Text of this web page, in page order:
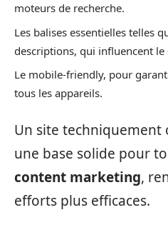
moteurs de recherche.
Les balises essentielles telles
descriptions, qui influencent le
Le mobile-friendly, pour
tous les appareils.
Un site techniquement
une base solide pour
content marketing,
efforts plus efficaces.